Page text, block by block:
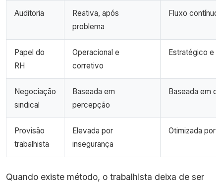
Auditoria
Reativa, após
problema
Fluxo
Papel do
RH
Operacional e
corretivo
Estratégico e
Negociação
sindical
Baseada em
percepção
Baseada em
Provisão
trabalhista
Elevada por
insegurança
Otimizada por
Quando existe método, o trabalhista deixa de ser